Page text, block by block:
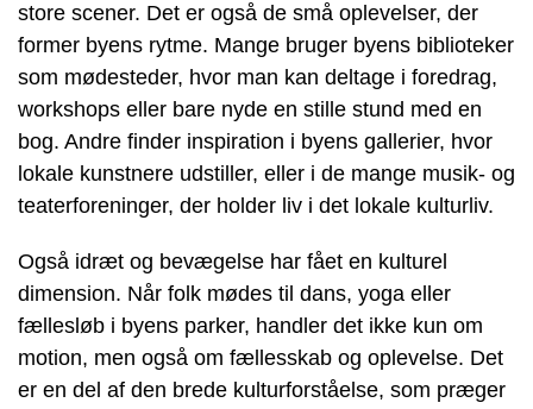
store scener. Det er også de små oplevelser, der
former byens rytme. Mange bruger byens biblioteker
som mødesteder, hvor man kan deltage i foredrag,
workshops eller bare nyde en stille stund med en
bog. Andre finder inspiration i byens gallerier, hvor
lokale kunstnere udstiller, eller i de mange musik- og
teaterforeninger, der holder liv i det lokale kulturliv.
Også idræt og bevægelse har fået en kulturel
dimension. Når folk mødes til dans, yoga eller
fællesløb i byens parker, handler det ikke kun om
motion, men også om fællesskab og oplevelse. Det
er en del af den brede kulturforståelse, som præger